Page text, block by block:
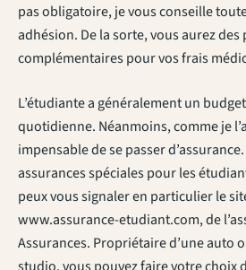
pas obligatoire, je vous conseille
adhésion. De la sorte, vous aurez des
complémentaires pour vos frais
L’étudiante a généralement un
quotidienne. Néanmoins, comme je
impensable de se passer
assurances spéciales pour les
peux vous signaler en particulier le
www.assurance-etudiant.com, de
Assurances. Propriétaire d’une auto